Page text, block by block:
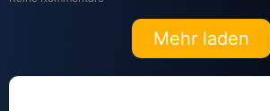
Mehr laden